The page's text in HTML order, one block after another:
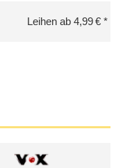
Leihen ab 4,99 €